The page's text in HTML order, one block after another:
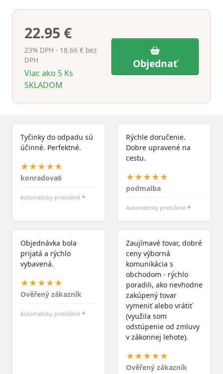
22.95 €
23% DPH · 18.66 € bez
DPH
Viac ako 5 Ks
SKLADOM
Objednať
Tyčinky do odpadu sú
účinné. Perfektné.
★★★★★
konradova6
Automaticky preložené +
Rýchle doručenie.
Dobre upravené na
cestu.
★★★★★
podmalba
Automaticky preložené +
Objednávka bola
prijatá a rýchlo
vybavená.
★★★★★
Ověřený zákazník
Automaticky preložené +
Zaujímavé tovar, dobré
ceny výborná
komunikácia s
obchodom - rýchlo
poradili, ako nevhodne
zakúpený tovar
vymeniť alebo vrátiť
(využila som
odstúpenie od zmluvy
v zákonnej lehote).
★★★★★
Ověřený zákazník